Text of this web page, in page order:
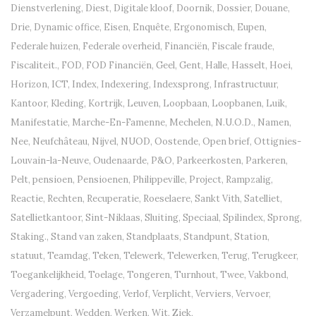
Dienstverlening, Diest, Digitale kloof, Doornik, Dossier, Douane,
Drie, Dynamic office, Eisen, Enquête, Ergonomisch, Eupen,
Federale huizen, Federale overheid, Financiën, Fiscale fraude,
Fiscaliteit., FOD, FOD Financiën, Geel, Gent, Halle, Hasselt, Hoei,
Horizon, ICT, Index, Indexering, Indexsprong, Infrastructuur,
Kantoor, Kleding, Kortrijk, Leuven, Loopbaan, Loopbanen, Luik,
Manifestatie, Marche-En-Famenne, Mechelen, N.U.O.D., Namen,
Nee, Neufchâteau, Nijvel, NUOD, Oostende, Open brief, Ottignies-
Louvain-la-Neuve, Oudenaarde, P&O, Parkeerkosten, Parkeren,
Pelt, pensioen, Pensioenen, Philippeville, Project, Rampzalig,
Reactie, Rechten, Recuperatie, Roeselaere, Sankt Vith, Satelliet,
Satellietkantoor, Sint-Niklaas, Sluiting, Speciaal, Spilindex, Sprong,
Staking., Stand van zaken, Standplaats, Standpunt, Station,
statuut, Teamdag, Teken, Telewerk, Telewerken, Terug, Terugkeer,
Toegankelijkheid, Toelage, Tongeren, Turnhout, Twee, Vakbond,
Vergadering, Vergoeding, Verlof, Verplicht, Verviers, Vervoer,
Verzamelpunt, Wedden, Werken, Wit, Ziek,